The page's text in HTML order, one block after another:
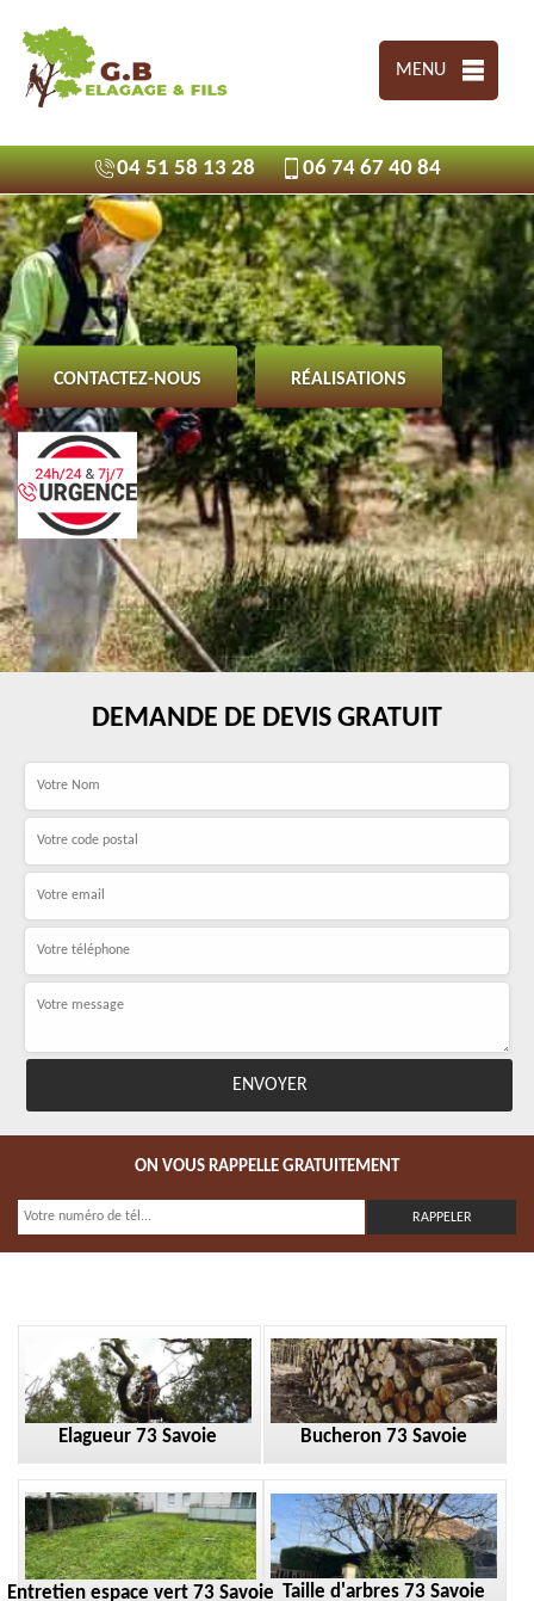
MENU
04 51 58 13 28 06 74 67 40 84
CONTACTEZ-NOUS RÉALISATIONS
DEMANDE DE DEVIS GRATUIT
ON VOUS RAPPELLE GRATUITEMENT
Elagueur 73 Savoie Bucheron 73 Savoie
Entretien espace vert 73 Savoie Taille d'arbres 73 Savoie